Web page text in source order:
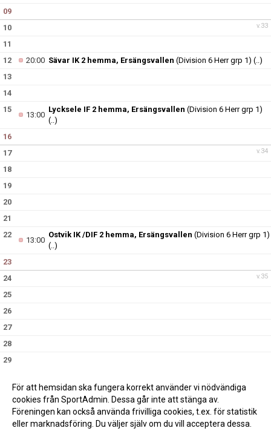
09
v.33
10
11
12
20:00 Sävar IK 2 hemma, Ersängsvallen (Division 6 Herr grp 1) (..)
13
14
15
13:00
Lycksele IF 2 hemma, Ersängsvallen (Division 6 Herr grp 1)
(..)
16
v.34
17
18
19
20
21
22
13:00
Ostvik IK /DIF 2 hemma, Ersängsvallen (Division 6 Herr grp 1)
(..)
23
v.35
24
25
26
27
28
29
För att hemsidan ska fungera korrekt använder vi nödvändiga
cookies från SportAdmin. Dessa går inte att stänga av.
Föreningen kan också använda frivilliga cookies, t.ex. för statistik
eller marknadsföring. Du väljer själv om du vill acceptera dessa.